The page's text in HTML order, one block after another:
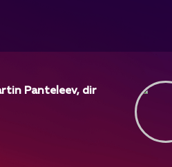
Panteleev, dir